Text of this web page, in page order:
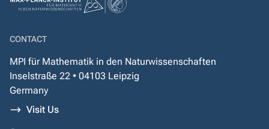
CONTACT
MPI für Mathematik in den Naturwissenschaften
Inselstraße 22 • 04103 Leipzig
Germany
Visit Us